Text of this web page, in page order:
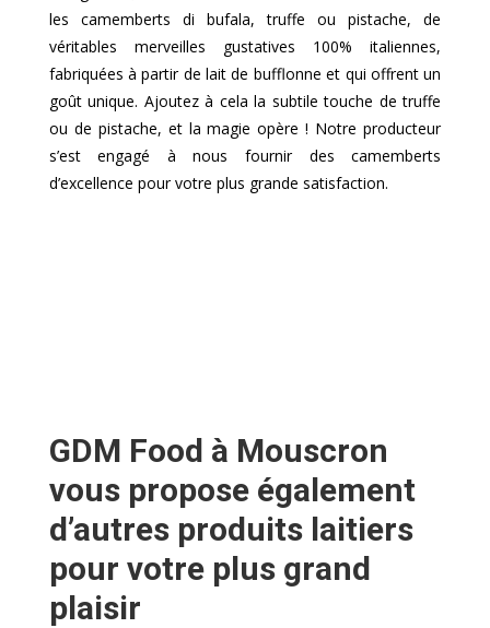
les camemberts di bufala, truffe ou pistache, de
véritables merveilles gustatives 100% italiennes,
fabriquées à partir de lait de bufflonne et qui offrent un
goût unique. Ajoutez à cela la subtile touche de truffe
ou de pistache, et la magie opère ! Notre producteur
s’est engagé à nous fournir des camemberts
d’excellence pour votre plus grande satisfaction.
GDM Food à Mouscron
vous propose également
d’autres produits laitiers
pour votre plus grand
plaisir